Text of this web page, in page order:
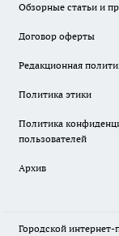
Обзорные статьи и
Договор оферты
Редакционная
Политика этики
Политика
пользователей
Архив
Городской интернет-